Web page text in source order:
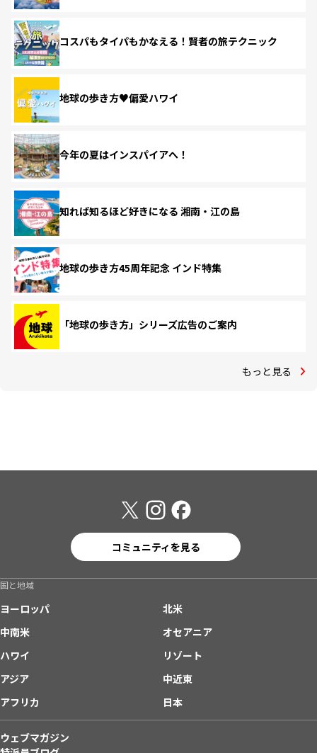
コスパもタイパもかなえる！賢者の旅テクニック
地球の歩き方♥偏愛ハワイ
今年の夏はインスパイアへ！
知れば知るほど好きになる 湘南・江の島
地球の歩き方45周年記念 インド特集
「地球の歩き方」シリーズ広告のご案内
もっと見る
コミュニティを見る
国と地域
ヨーロッパ
北米
中南米
オセアニア
ハワイ
リゾート
アジア
中近東
アフリカ
日本
ウェブマガジン